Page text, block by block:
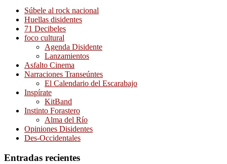
Súbele al rock nacional
Huellas disidentes
71 Decibeles
foco cultural
Agenda Disidente
Lanzamientos
Asfalto Cinema
Narraciones Transeúntes
El Calendario del Escarabajo
Inspírate
KitBand
Instinto Forastero
Alma del Río
Opiniones Disidentes
Des-Occidentales
Entradas recientes